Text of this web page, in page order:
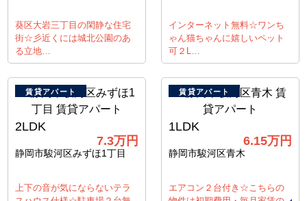
葵区大岩三丁目の閑静な住宅
街☆彡近くには城北公園のあ
る立地…
インターネット無料☆ワンち
ゃん猫ちゃんに嬉しいペット
可２L…
賃貸アパート
2LDK
7.3万円
静岡市駿河区みずほ1丁目
上下の音が気にならないテラ
賃貸アパート
1LDK
6.15万円
静岡市駿河区青木
エアコン２台付き☆こちらの